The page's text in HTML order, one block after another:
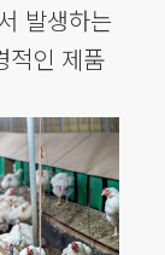
발생하는
적인 제품